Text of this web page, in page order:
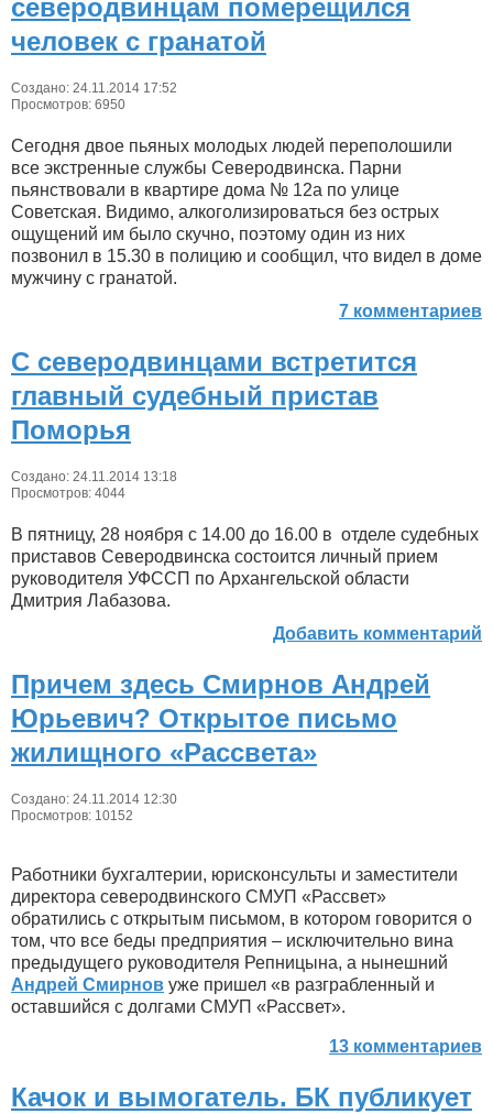
северодвинцам померещился
человек с гранатой
Создано: 24.11.2014 17:52
Просмотров: 6950
Сегодня двое пьяных молодых людей переполошили
все экстренные службы Северодвинска. Парни
пьянствовали в квартире дома № 12а по улице
Советская. Видимо, алкоголизироваться без острых
ощущений им было скучно, поэтому один из них
позвонил в 15.30 в полицию и сообщил, что видел в доме
мужчину с гранатой.
7 комментариев
С северодвинцами встретится
главный судебный пристав
Поморья
Создано: 24.11.2014 13:18
Просмотров: 4044
В пятницу, 28 ноября с 14.00 до 16.00 в отделе судебных
приставов Северодвинска состоится личный прием
руководителя УФССП по Архангельской области
Дмитрия Лабазова.
Добавить комментарий
Причем здесь Смирнов Андрей
Юрьевич? Открытое письмо
жилищного «Рассвета»
Создано: 24.11.2014 12:30
Просмотров: 10152
Работники бухгалтерии, юрисконсульты и заместители
директора северодвинского СМУП «Рассвет»
обратились с открытым письмом, в котором говорится о
том, что все беды предприятия – исключительно вина
предыдущего руководителя Репницына, а нынешний
Андрей Смирнов уже пришел «в разграбленный и
оставшийся с долгами СМУП «Рассвет».
13 комментариев
Качок и вымогатель. БК публикует